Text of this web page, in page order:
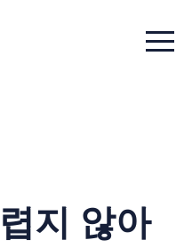
Menu
지 않아